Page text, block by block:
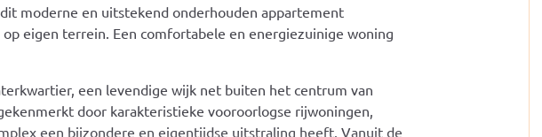
moderne en uitstekend onderhouden appartement
eigen terrein. Een comfortabele en energiezuinige woning
een levendige wijk net buiten het centrum van
door karakteristieke vooroorlogse rijwoningen,
een bijzondere en eigentijdse uitstraling heeft. Vanuit de